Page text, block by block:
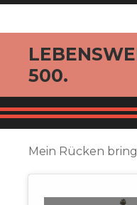
500.
Mein Rücken